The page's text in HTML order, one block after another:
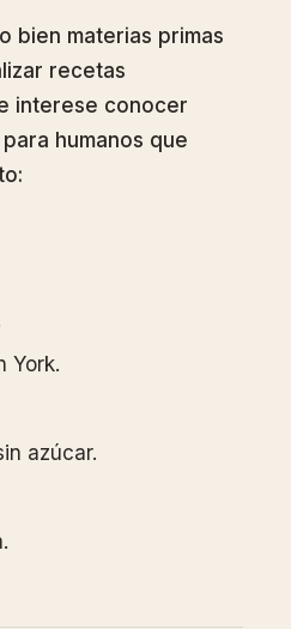
bien materias primas
recetas
interese conocer
humanos que
York.
azúcar.